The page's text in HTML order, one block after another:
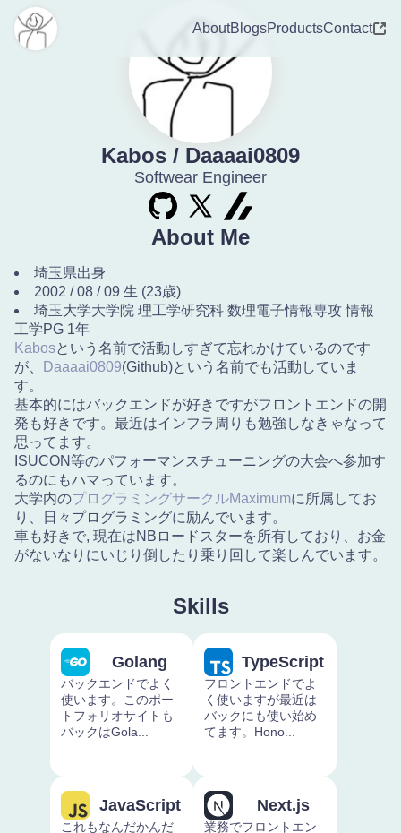
AboutBlogsProductsContact
Kabos / Daaaai0809
Softwear Engineer
About Me
埼玉県出身
2002 / 08 / 09 生 (23歳)
埼玉大学大学院 理工学研究科 数理電子情報専攻 情報
工学PG 1年
Kabosという名前で活動しすぎて忘れかけているのです
が、
Daaaai0809(Github)という名前でも活動していま
す。
基本的にはバックエンドが好きですがフロントエンドの開
発も好きです。最近はインフラ周りも勉強しなきゃなって
思ってます。
ISUCON等のパフォーマンスチューニングの大会へ参加す
るのにもハマっています。
大学内のプログラミングサークルMaximumに所属してお
り、日々プログラミングに励んでいます。
車も好きで, 現在はNBロードスターを所有しており、お金
がないなりにいじり倒したり乗り回して楽しんでいます。
Skills
Golang
バックエンドでよく
使います。このポー
トフォリオサイトも
バックはGola...
TypeScript
フロントエンドでよ
く使いますが最近は
バックにも使い始め
てます。Hono...
JavaScript
これもなんだかんだ
Next.js
業務でフロントエン